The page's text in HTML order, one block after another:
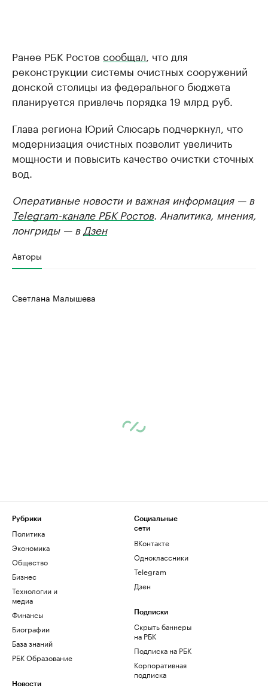
Ранее РБК Ростов сообщал , что для
реконструкции системы очистных сооружений
донской столицы из федерального бюджета
планируется привлечь порядка 19 млрд руб.
Глава региона Юрий Слюсарь подчеркнул, что
модернизация очистных позволит увеличить
мощности и повысить качество очистки сточных
вод.
Оперативные новости и важная информация — в
Telegram-канале РБК Ростов. Аналитика, мнения,
лонгриды — в Дзен
Авторы
Светлана Малышева
Рубрики
Политика
Экономика
Общество
Бизнес
Технологии и
медиа
Финансы
Биографии
База знаний
РБК Образование
Новости
Социальные
сети
ВКонтакте
Одноклассники
Telegram
Дзен
Подписки
Скрыть баннеры
на РБК
Подписка на РБК
Корпоративная
подписка